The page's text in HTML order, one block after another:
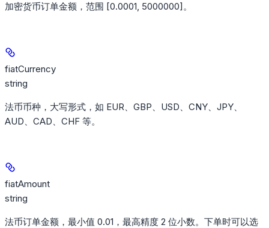
加密货币订单金额，范围 [0.0001, 5000000]。
fiatCurrency
string
法币币种，大写形式，如 EUR、GBP、USD、CNY、JPY、
AUD、CAD、CHF 等。
fiatAmount
string
法币订单金额，最小值 0.01，最高精度 2 位小数。下单时可以选